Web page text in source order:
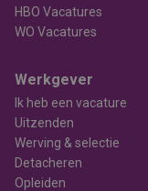
HBO Vacatures
WO Vacatures
Werkgever
Ik heb een vacature
Uitzenden
Werving & selectie
Detacheren
Opleiden